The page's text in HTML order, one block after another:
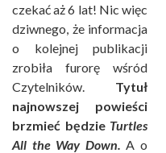
czekać aż 6 lat! Nic więc
dziwnego, że informacja
o kolejnej publikacji
zrobiła furorę wśród
Czytelników. Tytuł
najnowszej powieści
brzmieć będzie Turtles
All the Way Down. A o